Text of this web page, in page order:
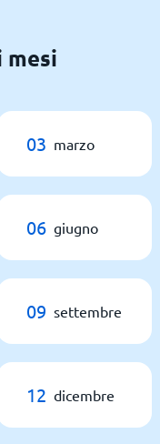
mesi
03 marzo
06 giugno
09 settembre
12 dicembre